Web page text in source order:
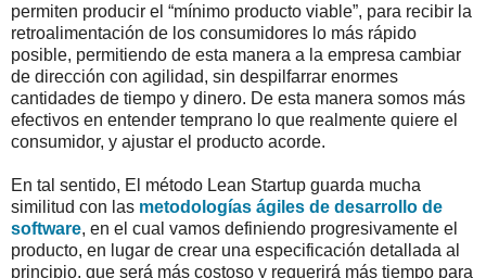
permiten producir el “mínimo producto viable”, para recibir la
retroalimentación de los consumidores lo más rápido
posible, permitiendo de esta manera a la empresa cambiar
de dirección con agilidad, sin despilfarrar enormes
cantidades de tiempo y dinero. De esta manera somos más
efectivos en entender temprano lo que realmente quiere el
consumidor, y ajustar el producto acorde.
En tal sentido, El método Lean Startup guarda mucha
similitud con las metodologías ágiles de desarrollo de
software, en el cual vamos definiendo progresivamente el
producto, en lugar de crear una especificación detallada al
principio, que será más costoso y requerirá más tiempo para